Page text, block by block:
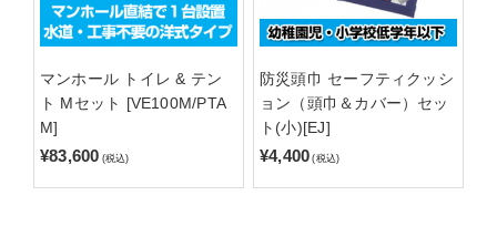
マンホール トイレ & テン
ト Mセット [VE100M/PTA
M]
¥83,600 (税込)
防災頭巾 セーフティクッシ
ョン（頭巾＆カバー）セッ
ト(小)[EJ]
¥4,400 (税込)